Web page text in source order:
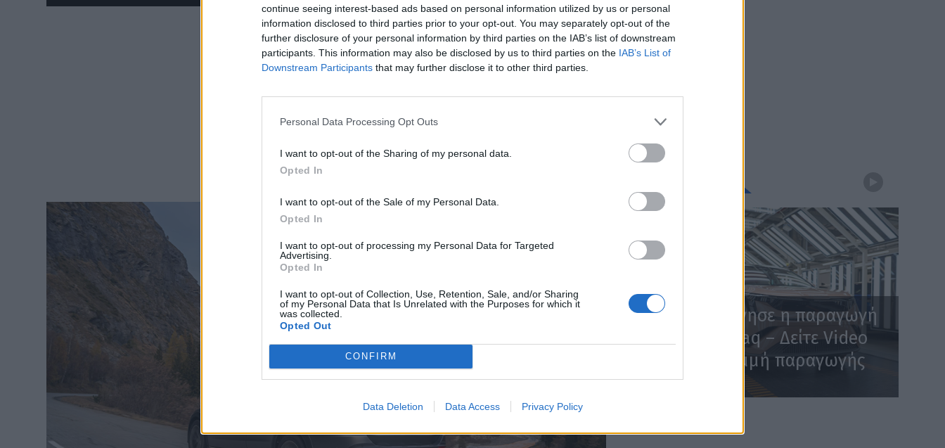
continue seeing interest-based ads based on personal information utilized by us or personal
information disclosed to third parties prior to your opt-out. You may separately opt-out of the
further disclosure of your personal information by third parties on the IAB’s list of downstream
participants. This information may also be disclosed by us to third parties on the IAB’s List of
Downstream Participants that may further disclose it to other third parties.
Personal Data Processing Opt Outs
I want to opt-out of the Sharing of my personal data.
Opted In
I want to opt-out of the Sale of my Personal Data.
Opted In
I want to opt-out of processing my Personal Data for Targeted
Advertising.
Opted In
I want to opt-out of Collection, Use, Retention, Sale, and/or Sharing
of my Personal Data that Is Unrelated with the Purposes for which it
was collected.
Opted Out
CONFIRM
Data Deletion Data Access Privacy Policy
Skoda: Ξεκίνησε η παραγωγή
του νέου Peaq – Δείτε Video
από τη γραμμή παραγωγής
WEB TV